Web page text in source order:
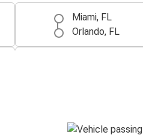
Miami, FL
Orlando, FL
Orlando, FL